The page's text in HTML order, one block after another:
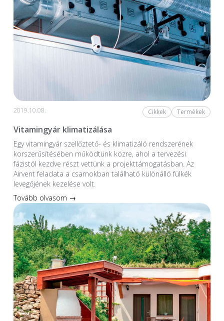
2019.10.08. Cikkek Termékek
Vitamingyár klimatizálása
Egy vitamingyár szellőztető- és klimatizáló rendszerének
korszerűsítésében működtünk közre, ahol a tervezési
fázistól kezdve részt vettünk a projekttámogatásban. Az
Airvent feladata a csarnokban található különálló fülkék
levegőjének kezelése volt.
Tovább olvasom →